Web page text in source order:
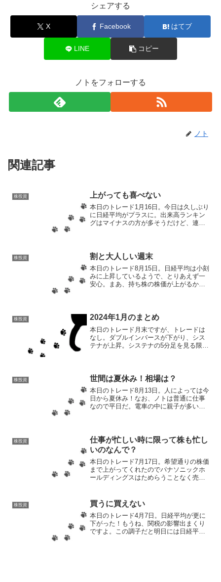
シェアする
X Facebook はてブ
LINE コピー
ノトをフォローする
ノト
関連記事
株投資 上がっても喜べない
本日のトレード1月16日。今日は久しぶり
に日経平均がプラスに。出来高ランキン
グはマイナスの方が多そうだけど、連日
こちらもなぜかプラス...
株投資 割と大人しい週末
本日のトレード8月15日。日経平均は小刻
みに上昇しているようで、とりあえず一
安心。まあ、持ち株の株価が上がるかが
はチェックするみたい...
株投資 2024年1月のまとめ
本日のトレード月末ですが、トレードは
なし。ダブルインバースが下がり、シス
テナが上昇。システナの5分足を見る限
も若干はプラスに...
株投資 世間は夏休み！相場は？
本日のトレード8月13日。人によっては今
日から夏休み！なお、ノトは普通に仕事
なので平日だ。電車の中に親子が多いと
一生命ホールディング...
株投資
仕事が忙しい時に限って株も忙し
いのなんで？
本日のトレード7月17日。希望通りの株価
まで上がってくれたのでパナソニックホ
ールディングスはためらうことなく売
んとか今月中には再び相殺できるのでは
ないだろうか。回収し...
株投資 買うに買えない
本日のトレード4月7日。日経平均が更に
下がった！もうね、関税の影響出まくり
ですよ。この調子だと明日には日経平均